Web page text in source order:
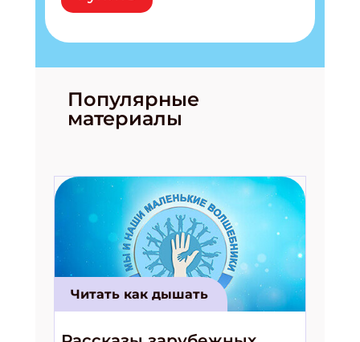
Популярные
материалы
Читать как дышать